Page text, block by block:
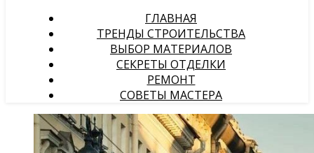
ГЛАВНАЯ
ТРЕНДЫ СТРОИТЕЛЬСТВА
ВЫБОР МАТЕРИАЛОВ
СЕКРЕТЫ ОТДЕЛКИ
РЕМОНТ
СОВЕТЫ МАСТЕРА